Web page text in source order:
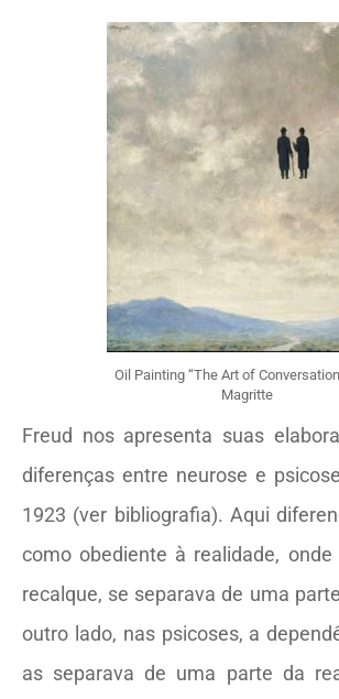
Oil Painting “The Art of
Magritte
Freud nos apresenta suas
diferenças entre neurose e
1923 (ver bibliografia). Aqui
como obediente à realidade,
recalque, se separava de uma parte
outro lado, nas psicoses, a
as separava de uma parte da